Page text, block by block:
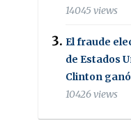
14045 views
El fraude
de Estados
Clinton
10426 views